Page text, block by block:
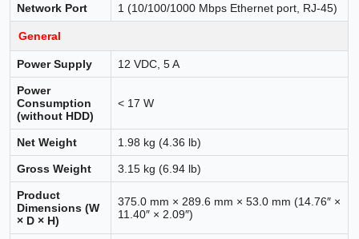
Network Port 1 (10/100/1000 Mbps Ethernet port, RJ-45)
General
Power Supply 12 VDC, 5 A
Power
Consumption
(without HDD)
< 17 W
Net Weight 1.98 kg (4.36 lb)
Gross Weight 3.15 kg (6.94 lb)
Product
Dimensions (W
× D × H)
375.0 mm × 289.6 mm × 53.0 mm (14.76″ ×
11.40″ × 2.09″)